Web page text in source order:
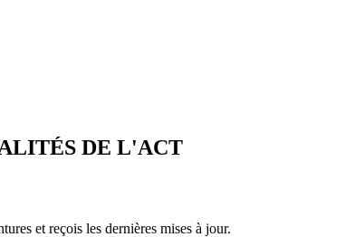
DE L'ACT
et reçois les dernières mises à jour.